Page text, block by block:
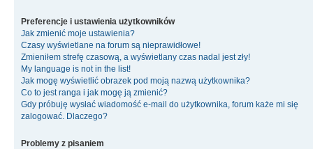
Preferencje i ustawienia użytkowników
Jak zmienić moje ustawienia?
Czasy wyświetlane na forum są nieprawidłowe!
Zmieniłem strefę czasową, a wyświetlany czas nadal jest zły!
My language is not in the list!
Jak mogę wyświetlić obrazek pod moją nazwą użytkownika?
Co to jest ranga i jak mogę ją zmienić?
Gdy próbuję wysłać wiadomość e-mail do użytkownika, forum każe mi się
zalogować. Dlaczego?
Problemy z pisaniem